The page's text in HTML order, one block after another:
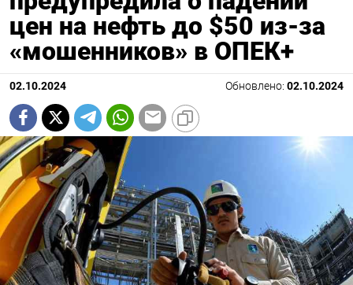
цен на нефть до $50 из-за
«мошенников» в ОПЕК+
02.10.2024 Обновлено: 02.10.2024